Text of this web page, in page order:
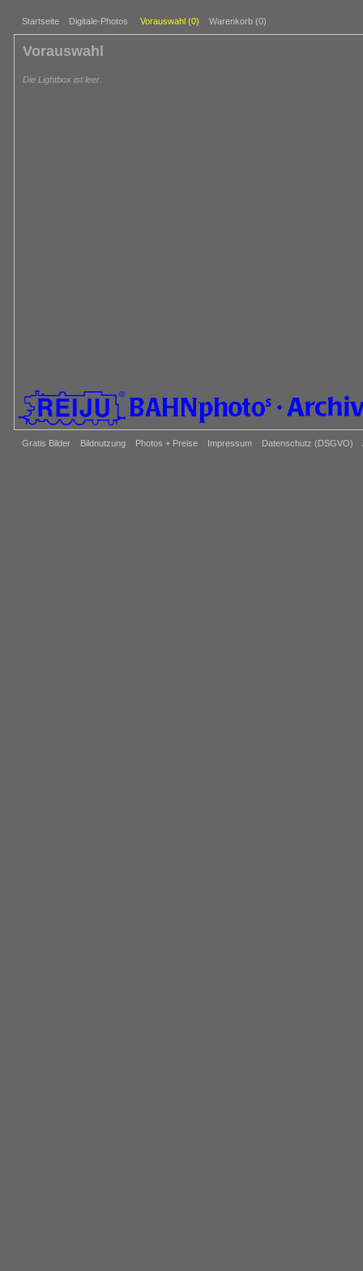
Startseite Digitale-Photos Vorauswahl (0) Warenkorb (0)
Gratis Bilder Bildnutzung Photos + Preise Impressum Datenschutz (DSGVO)
Vorauswahl
Die Lightbox ist leer.